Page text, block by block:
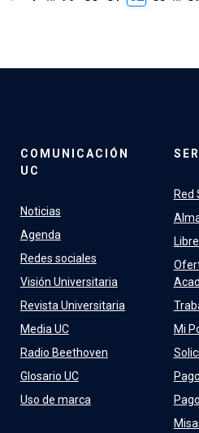
COMUNICACIÓN
UC
Noticias
Agenda
Redes sociales
Visión Universitaria
Revista Universitaria
Media UC
Radio Beethoven
Glosario UC
Uso de marca
Red
Mi